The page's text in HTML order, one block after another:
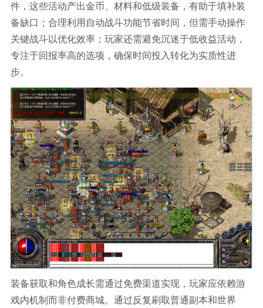
件，这些活动产出金币、材料和低级装备，有助于填补装
备缺口；合理利用自动战斗功能节省时间，但需手动操作
关键战斗以优化效率；玩家还需避免沉迷于低收益活动，
专注于回报率高的选项，确保时间投入转化为实质性进
步。
装备获取和角色成长需通过免费渠道实现，玩家应依赖游
戏内机制而非付费商城。通过反复刷取普通副本和世界